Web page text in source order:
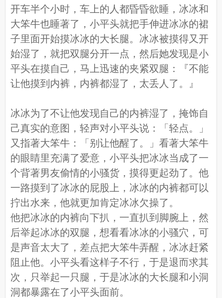
开车半个小时，车上的人都昏昏欲睡，冰冰和
大笨牛也睡著了，小平头就把手伸进冰冰的裙
子里面开始摸冰冰的大长腿。冰冰被摸得又开
始湿了，就把双腿分开一点，然后她发现是小
平头在摸自己，马上迅速的夹紧双腿：『不能
让他摸到内裤，内裤都湿了，太丢人了。』
冰冰为了不让他发现自己的内裤湿了，掩饰自
己真实的意图，轻声对小平头说：「轻点。」
又指著大笨牛：「别让他醒了。」看著大笨牛
的眼睛里充满了爱意，小平头把冰冰当成了一
个背著男友偷情的小骚货，摸得更起劲了。他
一路摸到了冰冰的屁股上，冰冰的内裤都可以
拧出水来，他就更加肯定冰冰欠操了。
他把冰冰的内裤向下扒，一直扒到脚腕上，然
后举起冰冰的双腿，想看看冰冰的小骚穴，可
是声音太大了，差点把大笨牛弄醒，冰冰赶紧
阻止他。小平头看这样子不行，于是退而求其
次，只举起一只腿，于是冰冰的大长腿和小洞
洞都暴露在了小平头面前。